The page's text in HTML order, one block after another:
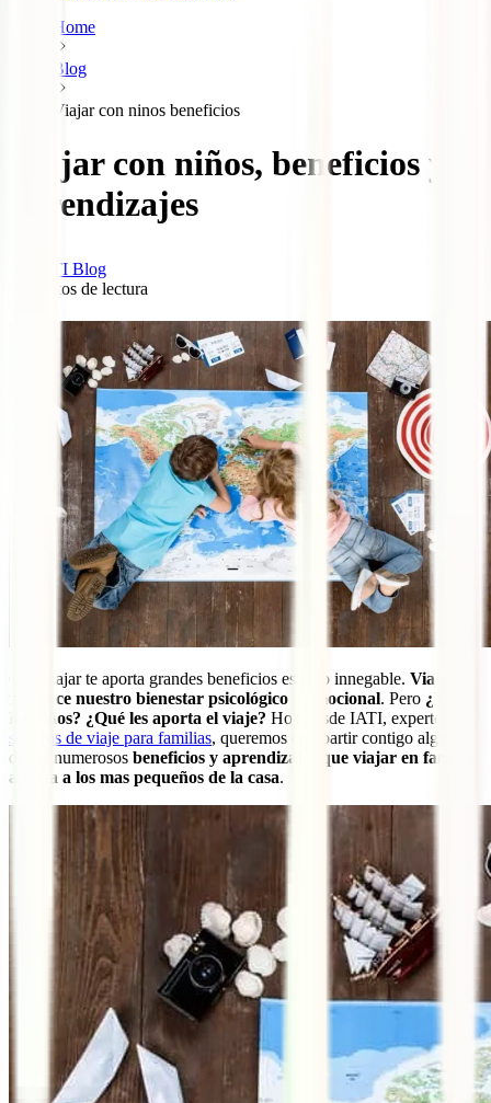
Home
Blog
Viajar con ninos beneficios
Viajar con niños, beneficios y
aprendizajes
IATI Blog
minutos de lectura
Que viajar te aporta grandes beneficios es algo innegable. Viajar
favorece nuestro bienestar psicológico y emocional. Pero ¿Y a
los niños? ¿Qué les aporta el viaje? Hoy desde IATI, expertos en
seguros de viaje para familias, queremos compartir contigo algunos
de los numerosos beneficios y aprendizajes que viajar en familia
aporta a los mas pequeños de la casa.